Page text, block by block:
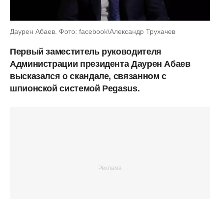
Даурен Абаев. Фото: facebook\Александр Трухачев
Первый заместитель руководителя
Администрации президента Даурен Абаев
высказался о скандале, связанном с
шпионской системой Pegasus.